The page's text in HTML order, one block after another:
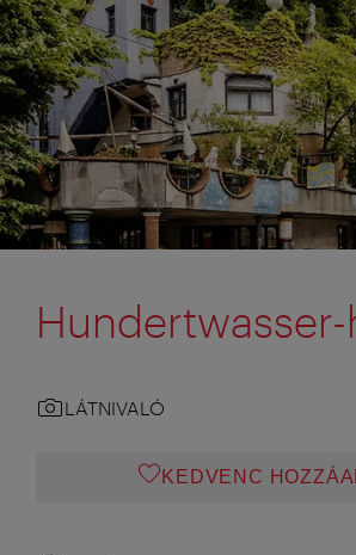
Hundertwasser-
LÁTNIVALÓ
KEDVENC